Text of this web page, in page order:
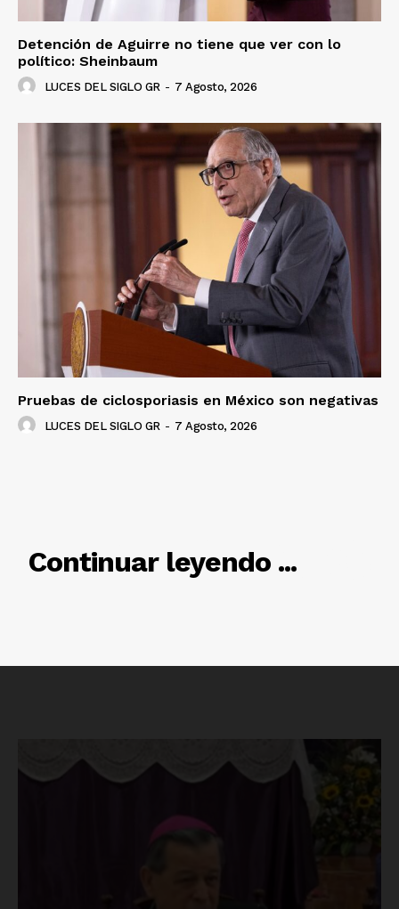
Del Siglo
Detención de Aguirre no tiene que ver con lo
político: Sheinbaum
LUCES DEL SIGLO GR - 7 Agosto, 2026
Pruebas de ciclosporiasis en México son negativas
LUCES DEL SIGLO GR - 7 Agosto, 2026
Continuar leyendo ...
RELACIONADO